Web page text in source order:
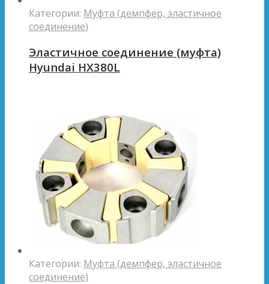
Категории: Муфта (демпфер, эластичное
соединение)
Эластичное соединение (муфта)
Hyundai HX380L
Категории: Муфта (демпфер, эластичное
соединение)